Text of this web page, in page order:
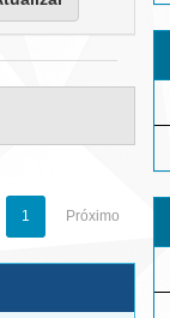
1 Próximo